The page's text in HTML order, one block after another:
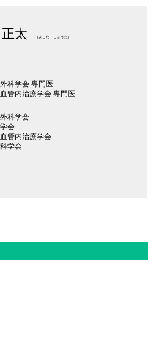
太 （よしだ しょうた）
科学会 専門医
管内治療学会 専門医
科学会
会
管内治療学会
学会